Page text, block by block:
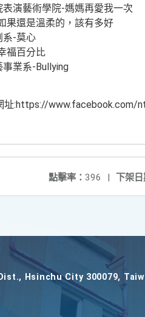
表演藝術學院-媽媽再愛我一次
果還是溫柔的，該有多好
系-莫心
福百分比
事業系-Bullying
:https://www.facebook.com/
下架日
點擊率： 396 |
Hsinchu City 300079,